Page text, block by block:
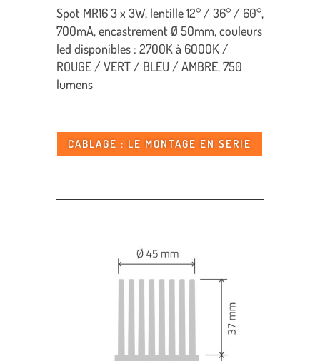
Spot MR16 3 x 3W, lentille 12° / 36° / 60°,
700mA, encastrement Ø 50mm, couleurs
led disponibles : 2700K à 6000K /
ROUGE / VERT / BLEU / AMBRE, 750
lumens
CABLAGE : LE MONTAGE EN SERIE